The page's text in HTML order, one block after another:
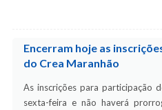
Encerram hoje as
do Crea Maranhão
As inscrições para participação
sexta-feira e não haverá